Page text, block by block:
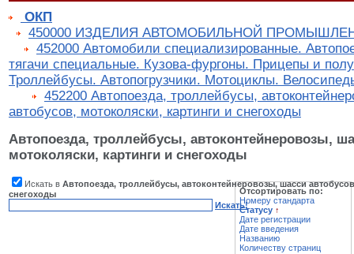
ОКП
450000 ИЗДЕЛИЯ АВТОМОБИЛЬНОЙ
452000 Автомобили специализированные.
тягачи специальные. Кузова-фургоны. Прицепы и
Троллейбусы. Автопогрузчики. Мотоциклы.
452200 Автопоезда, троллейбусы,
автобусов, мотоколяски, картинги и снегоходы
Автопоезда, троллейбусы, автоконтейнеровозы,
мотоколяски, картинги и снегоходы
Искать в Автопоезда, троллейбусы, автоконтейнеровозы, шасси
снегоходы
Искать!
Отсортировать по:
Номеру стандарта
Статусу ↑
Дате регистрации
Дате введения
Названию
Количеству страниц